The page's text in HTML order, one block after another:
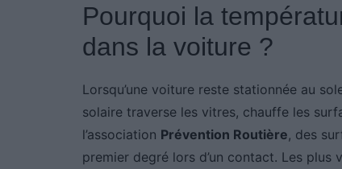
Pourquoi la
dans la voiture ?
Lorsqu’une voiture reste stationnée au
solaire traverse les vitres, chauffe les
l’association Prévention Routière, des
premier degré lors d’un contact. Les